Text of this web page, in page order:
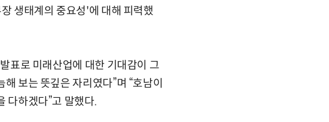
생태계의 중요성'에 대해 피력했
표로 미래산업에 대한 기대감이 그
보는 뜻깊은 자리였다”며 “호남이
다하겠다”고 말했다.